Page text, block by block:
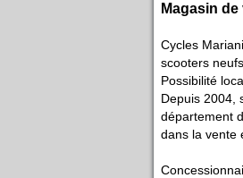
Magasin
Cycles
scooters
Possibilité
Depuis 2004,
département
dans la vente